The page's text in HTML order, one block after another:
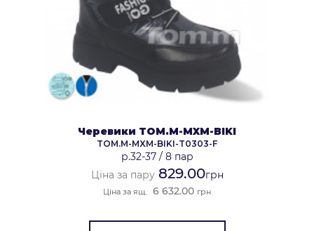
Черевики TOM.M-MXM-BIKI
TOM.M-MXM-BIKI-T0303-F
р.32-37/ 8 пар
Ціна за пару829.00грн
Ціна за ящ. 6 632.00 грн